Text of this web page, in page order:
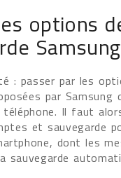
options
: passer par les
par Samsung
Il faut
et sauvegarde
dont les
sauvegarde